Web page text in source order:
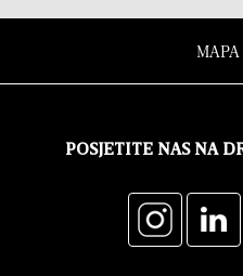
POSJETITE NAS NA